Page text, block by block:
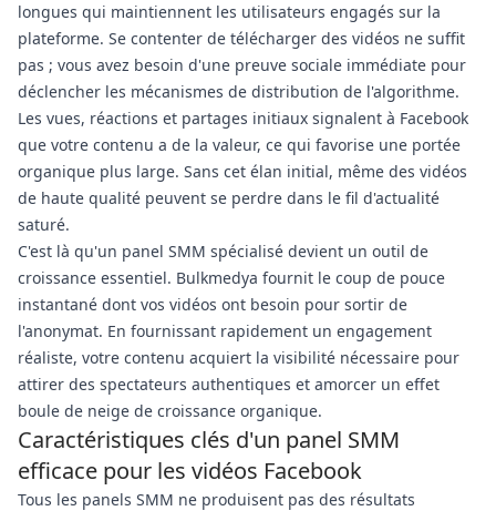
longues qui maintiennent les utilisateurs engagés sur la
plateforme. Se contenter de télécharger des vidéos ne suffit
pas ; vous avez besoin d'une preuve sociale immédiate pour
déclencher les mécanismes de distribution de l'algorithme.
Les vues, réactions et partages initiaux signalent à Facebook
que votre contenu a de la valeur, ce qui favorise une portée
organique plus large. Sans cet élan initial, même des vidéos
de haute qualité peuvent se perdre dans le fil d'actualité
saturé.
C'est là qu'un panel SMM spécialisé devient un outil de
croissance essentiel. Bulkmedya fournit le coup de pouce
instantané dont vos vidéos ont besoin pour sortir de
l'anonymat. En fournissant rapidement un engagement
réaliste, votre contenu acquiert la visibilité nécessaire pour
attirer des spectateurs authentiques et amorcer un effet
boule de neige de croissance organique.
Caractéristiques clés d'un panel SMM
efficace pour les vidéos Facebook
Tous les panels SMM ne produisent pas des résultats